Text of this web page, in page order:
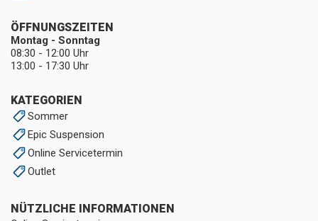
KATEGORIEN
Sommer
Epic Suspension
Online Servicetermin
Outlet
NÜTZLICHE INFORMATIONEN
ÖFFNUNGSZEITEN
Montag - Sonntag
08:30 - 12:00 Uhr
13:00 - 17:30 Uhr